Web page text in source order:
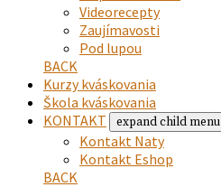
Videorecepty
Zaujímavosti
Pod lupou
BACK
Kurzy kváskovania
Škola kváskovania
KONTAKT
expand child menu
Kontakt Naty
Kontakt Eshop
BACK